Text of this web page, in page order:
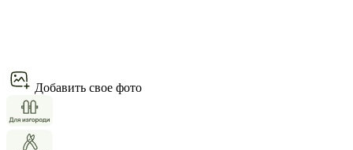
Добавить свое фото